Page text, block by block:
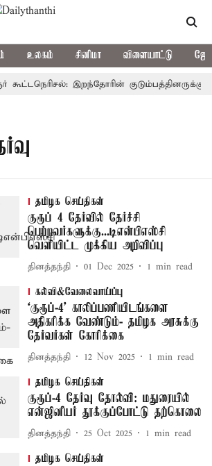
உலகம் சினிமா விளையாட்டு
கூட்டநெரிசல்: இறந்தோரின்
தமிழக செய்திகள்
குரூப் 4 தேர்வில் தேர்ச்சி
பெற்றவர்களுக்கு...டிஎன்பிஎஸ்சி
வெளியிட்ட முக்கிய அறிவிப்பு
தினத்தந்தி 01 Dec 2025 1 min read
கல்வி&வேலைவாய்ப்பு
‘குரூப்-4’ காலிப்பணியிடங்களை
அதிகரிக்க வேண்டும்- தமிழக அரசுக்கு
தேர்வர்கள் கோரிக்கை
தினத்தந்தி 12 Nov 2025 1 min read
தமிழக செய்திகள்
குரூப்-4 தேர்வு தோல்வி: மதுரையில்
என்ஜினீயர் தூக்குப்போட்டு தற்கொலை
தினத்தந்தி 25 Oct 2025 1 min read
தமிழக செய்திகள்